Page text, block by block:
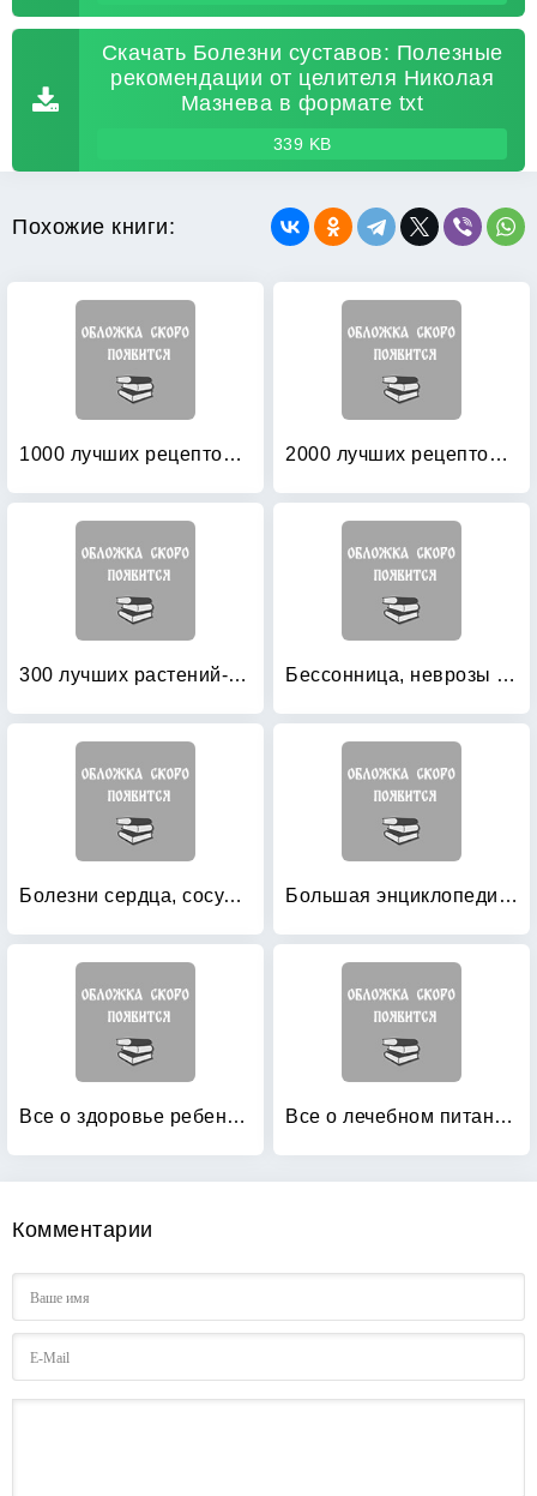
Скачать Болезни суставов: Полезные
рекомендации от целителя Николая
Мазнева в формате txt
339 KB
Похожие книги:
1000 лучших рецептов народной медицины: новейшая энциклопедия народного целительства 2000 лучших рецептов народной медицины
300 лучших растений-целителей Бессонница, неврозы и другие заболевания нервной системы
Болезни сердца, сосудов, крови: Лучшие рецепты Большая энциклопедия здоровья
Все о здоровье ребенка: Оздоровление, закаливание, лечение Все о лечебном питании: Витамины. Минералы. Соли
Комментарии